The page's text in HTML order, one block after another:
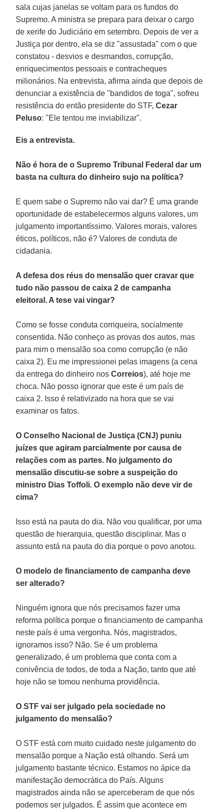
sala cujas janelas se voltam para os fundos do
Supremo. A ministra se prepara para deixar o cargo
de xerife do Judiciário em setembro. Depois de ver a
Justiça por dentro, ela se diz "assustada" com o que
constatou - desvios e desmandos, corrupção,
enriquecimentos pessoais e contracheques
milionários. Na entrevista, afirma ainda que depois de
denunciar a existência de "bandidos de toga", sofreu
resistência do então presidente do STF,Cezar
Peluso: "Ele tentou me inviabilizar".
Eis a entrevista.
Não é hora de o Supremo Tribunal Federal dar um
basta na cultura do dinheiro sujo na política?
E quem sabe o Supremo não vai dar? É uma grande
oportunidade de estabelecermos alguns valores, um
julgamento importantíssimo. Valores morais, valores
éticos, políticos, não é? Valores de conduta de
cidadania.
A defesa dos réus do mensalão quer cravar que
tudo não passou de caixa 2 de campanha
eleitoral. A tese vai vingar?
Como se fosse conduta corriqueira, socialmente
consentida. Não conheço as provas dos autos, mas
para mim o mensalão soa como corrupção (e não
caixa 2). Eu me impressionei pelas imagens (a cena
da entrega do dinheiro nosCorreios), até hoje me
choca. Não posso ignorar que este é um país de
caixa 2. Isso é relativizado na hora que se vai
examinar os fatos.
O Conselho Nacional de Justiça (CNJ) puniu
juízes que agiram parcialmente por causa de
relações com as partes. No julgamento do
mensalão discutiu-se sobre a suspeição do
ministro Dias Toffoli. O exemplo não deve vir de
cima?
Isso está na pauta do dia. Não vou qualificar, por uma
questão de hierarquia, questão disciplinar. Mas o
assunto está na pauta do dia porque o povo anotou.
O modelo de financiamento de campanha deve
ser alterado?
Ninguém ignora que nós precisamos fazer uma
reforma política porque o financiamento de campanha
neste país é uma vergonha. Nós, magistrados,
ignoramos isso? Não. Se é um problema
generalizado, é um problema que conta com a
conivência de todos, de toda a Nação, tanto que até
hoje não se tomou nenhuma providência.
O STF vai ser julgado pela sociedade no
julgamento do mensalão?
O STF está com muito cuidado neste julgamento do
mensalão porque a Nação está olhando. Será um
julgamento bastante técnico. Estamos no ápice da
manifestação democrática do País. Alguns
magistrados ainda não se aperceberam de que nós
podemos ser julgados. É assim que acontece em